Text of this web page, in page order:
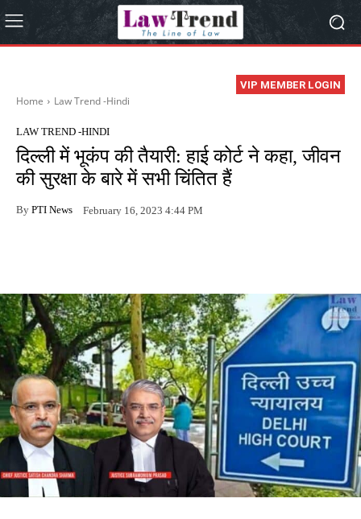
VIP MEMBER LOGIN
Home Law Trend -Hindi
LAW TREND -HINDI
दिल्ली में भूकंप की तैयारी: हाई कोर्ट ने कहा, जीवन
की सुरक्षा के बारे में सभी चिंतित हैं
By PTI News February 16, 2023 4:44 PM